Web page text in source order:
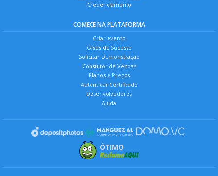
Credenciamento
COMECE NA PLATAFORMA
Criar evento
Cases de Sucesso
Solicitar Demonstração
Consultor de Vendas
Planos e Preços
Autenticar Certificado
Desenvolvedores
Ajuda
ÓTIMO